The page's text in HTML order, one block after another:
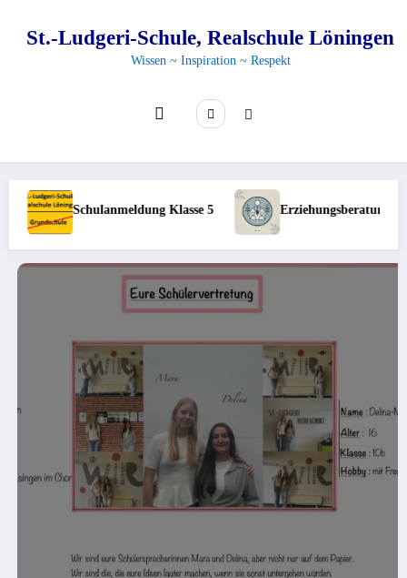
springenSt.-Ludgeri-Schule, Realschule Löningen
Wissen ~ Inspiration ~ Respekt
Schulanmeldung Klasse 5